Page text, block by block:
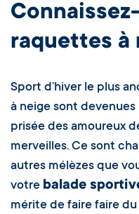
raquettes à
Sport d’hiver le plus
à neige sont
prisée des amoureux
merveilles. Ce sont
autres mélèzes que
votre balade
mérite de faire faire